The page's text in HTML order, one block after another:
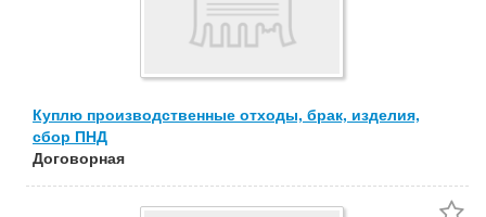
Куплю производственные отходы, брак, изделия,
сбор ПНД
Договорная